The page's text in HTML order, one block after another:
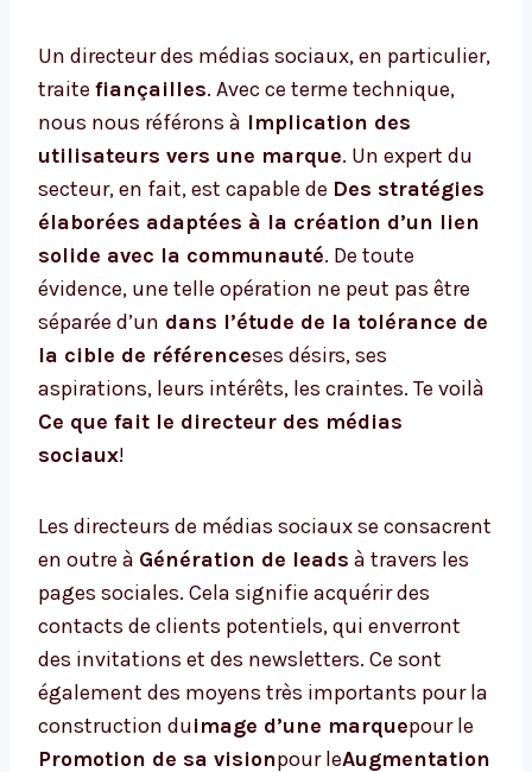
Un directeur des médias sociaux, en particulier,
traite fiançailles. Avec ce terme technique,
nous nous référons à Implication des
utilisateurs vers une marque. Un expert du
secteur, en fait, est capable de Des stratégies
élaborées adaptées à la création d’un lien
solide avec la communauté. De toute
évidence, une telle opération ne peut pas être
séparée d’un dans l’étude de la tolérance de
la cible de référenceses désirs, ses
aspirations, leurs intérêts, les craintes. Te voilà
Ce que fait le directeur des médias
sociaux!
Les directeurs de médias sociaux se consacrent
en outre à Génération de leads à travers les
pages sociales. Cela signifie acquérir des
contacts de clients potentiels, qui enverront
des invitations et des newsletters. Ce sont
également des moyens très importants pour la
construction duimage d’une marquepour le
Promotion de sa visionpour leAugmentation